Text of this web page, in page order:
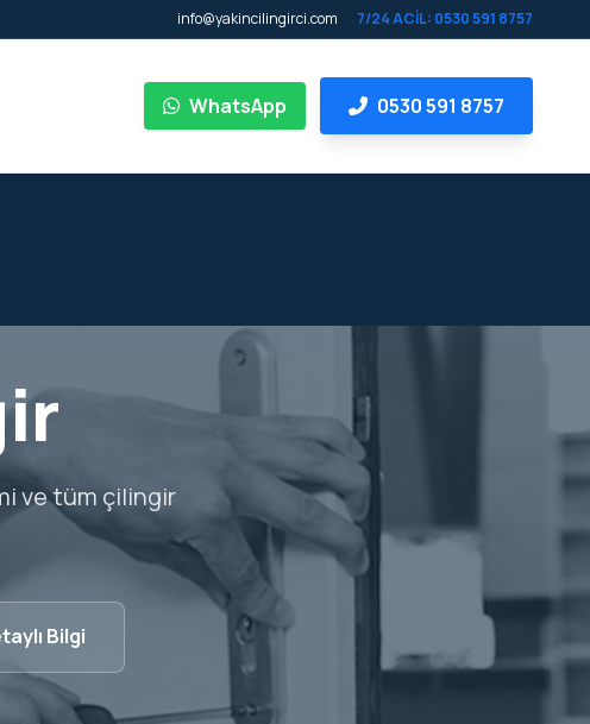
info@yakincilingirci.com 7/24 ACİL: 0530 591 8757
WhatsApp 0530 591 8757
ve tüm çilingir
Bilgi